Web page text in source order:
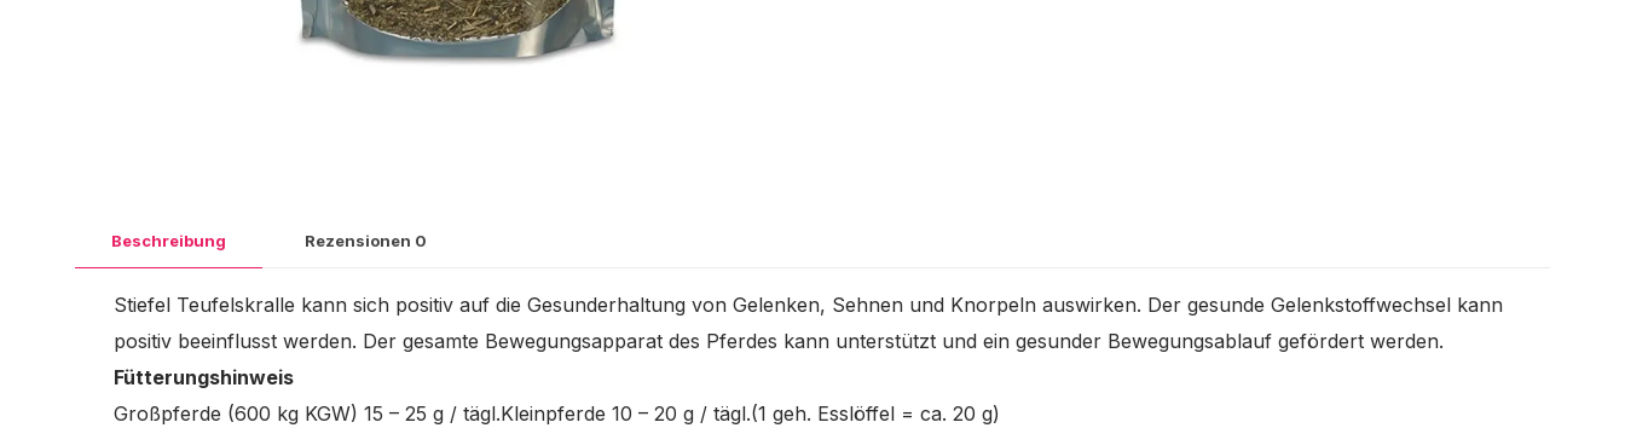
Beschreibung Rezensionen 0
Stiefel Teufelskralle kann sich positiv auf die Gesunderhaltung von Gelenken, Sehnen und Knorpeln auswirken. Der gesunde Gelenkstoffwechsel kann
positiv beeinflusst werden. Der gesamte Bewegungsapparat des Pferdes kann unterstützt und ein gesunder Bewegungsablauf gefördert werden.
Fütterungshinweis
Großpferde (600 kg KGW) 15 – 25 g / tägl.Kleinpferde 10 – 20 g / tägl.(1 geh. Esslöffel = ca. 20 g)